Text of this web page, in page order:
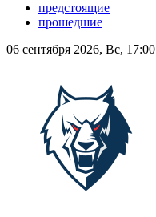
предстоящие
прошедшие
06 сентября 2026, Вс, 17:00